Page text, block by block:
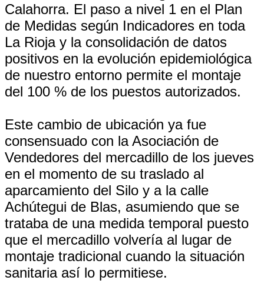
Calahorra. El paso a nivel 1 en el Plan
de Medidas según Indicadores en toda
La Rioja y la consolidación de datos
positivos en la evolución epidemiológica
de nuestro entorno permite el montaje
del 100 % de los puestos autorizados.
Este cambio de ubicación ya fue
consensuado con la Asociación de
Vendedores del mercadillo de los jueves
en el momento de su traslado al
aparcamiento del Silo y a la calle
Achútegui de Blas, asumiendo que se
trataba de una medida temporal puesto
que el mercadillo volvería al lugar de
montaje tradicional cuando la situación
sanitaria así lo permitiese.